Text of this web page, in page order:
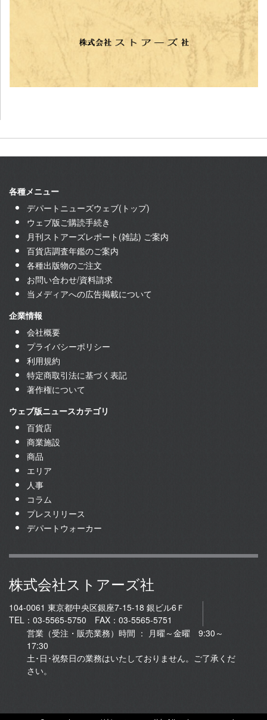
各種メニュー
デパートニューズウェブ(トップ)
ウェブ版ご購読手続き
月刊ストアーズレポート(雑誌) ご案内
百貨店調査年鑑のご案内
各種出版物のご注文
お問い合わせ/資料請求
当メディアへの広告掲載について
企業情報
会社概要
プライバシーポリシー
利用規約
特定商取引法に基づく表記
著作権について
ウェブ版ニュースカテゴリ
百貨店
商業施設
商品
エリア
人事
コラム
プレスリリース
デパートウォーカー
株式会社ストアーズ社
104-0061 東京都中央区銀座7-15-18 銀ビル6Ｆ
TEL：03-5565-5750 FAX：03-5565-5751
営業（受注・販売業務）時間 ： 月曜～金曜 9:30～
17:30
土･日･祝祭日の業務はいたしておりません。ご了承くだ
さい。